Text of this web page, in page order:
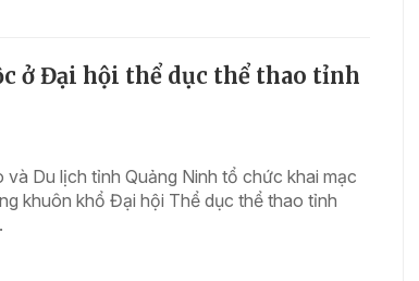
ở Đại hội thể dục thể thao tỉnh
Du lịch tỉnh Quảng Ninh tổ chức khai mạc
khuôn khổ Đại hội Thể dục thể thao tỉnh